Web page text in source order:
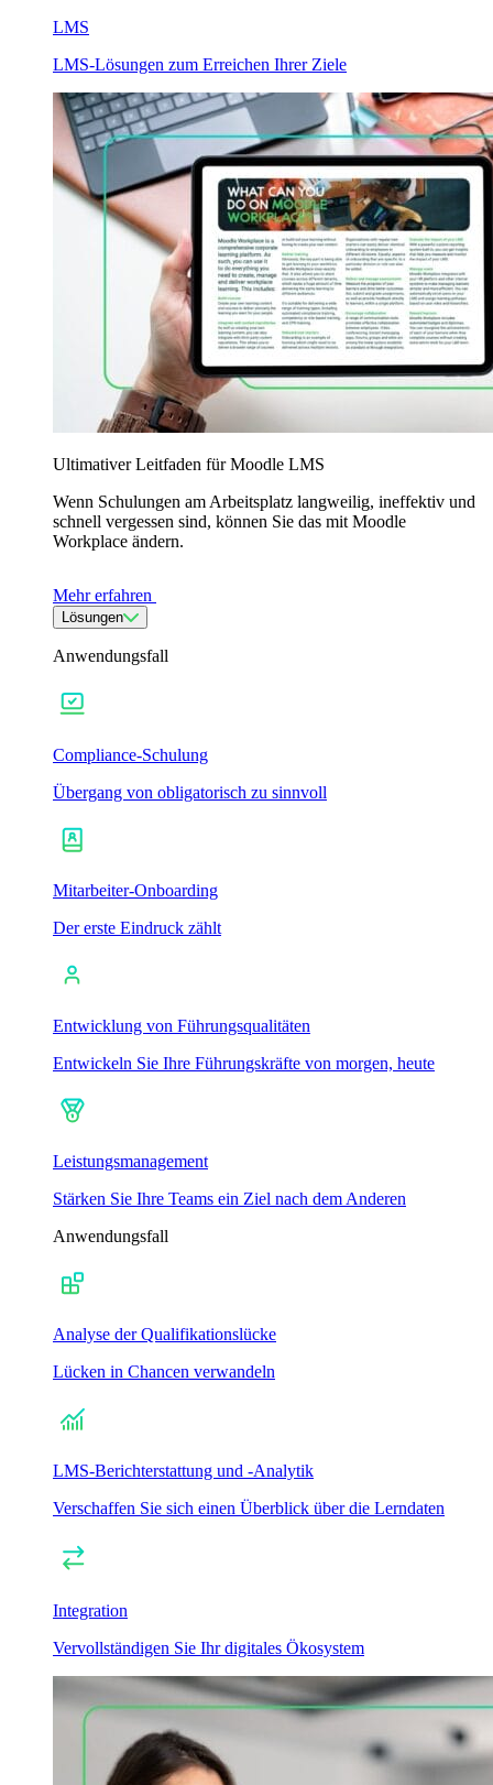
LMS
LMS-Lösungen zum Erreichen Ihrer Ziele
Ultimativer Leitfaden für Moodle LMS
Wenn Schulungen am Arbeitsplatz langweilig, ineffektiv und
schnell vergessen sind, können Sie das mit Moodle
Workplace ändern.
Mehr erfahren
Lösungen
Anwendungsfall
Compliance-Schulung
Übergang von obligatorisch zu sinnvoll
Mitarbeiter-Onboarding
Der erste Eindruck zählt
Entwicklung von Führungsqualitäten
Entwickeln Sie Ihre Führungskräfte von morgen, heute
Leistungsmanagement
Stärken Sie Ihre Teams ein Ziel nach dem Anderen
Anwendungsfall
Analyse der Qualifikationslücke
Lücken in Chancen verwandeln
LMS-Berichterstattung und -Analytik
Verschaffen Sie sich einen Überblick über die Lerndaten
Integration
Vervollständigen Sie Ihr digitales Ökosystem